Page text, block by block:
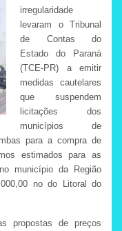
irregularidade
levaram o Tribunal
de Contas do
Estado do Paraná
(TCE-PR) a emitir
medidas cautelares
que suspendem
licitações dos
municípios de
para a compra de
estimados para as
município da Região
no do Litoral do
propostas de preços